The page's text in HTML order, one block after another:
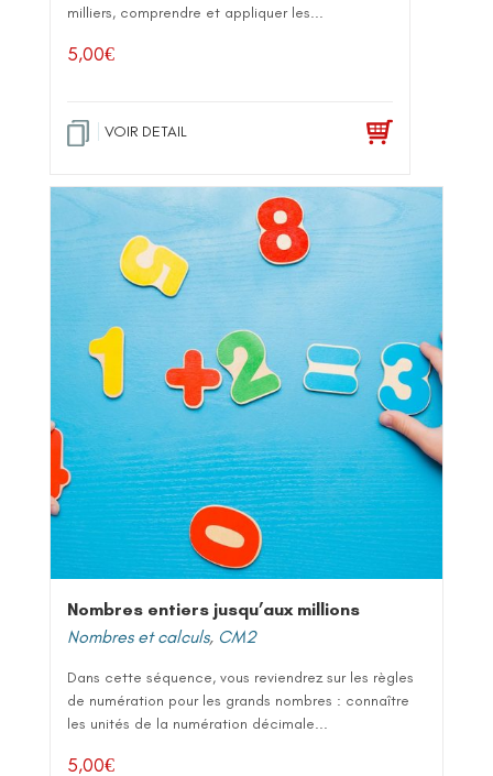
milliers, comprendre et appliquer les...
5,00€
VOIR DETAIL
Nombres entiers jusqu’aux millions
Nombres et calculs, CM2
Dans cette séquence, vous reviendrez sur les règles
de numération pour les grands nombres : connaître
les unités de la numération décimale...
5,00€